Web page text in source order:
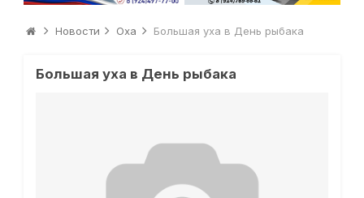
Новости Оха Большая уха в День рыбака
Большая уха в День рыбака